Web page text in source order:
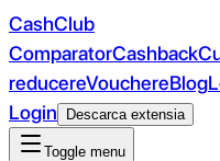
CashClub
ComparatorCashback
reducereVouchereBlog
Login
Descarca extensia
Toggle menu